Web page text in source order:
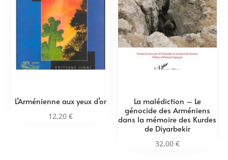
L’Arménienne aux yeux d’or
12,20€
La malédiction – Le
génocide des Arméniens
dans la mémoire des Kurdes
de Diyarbekir
32,00 €